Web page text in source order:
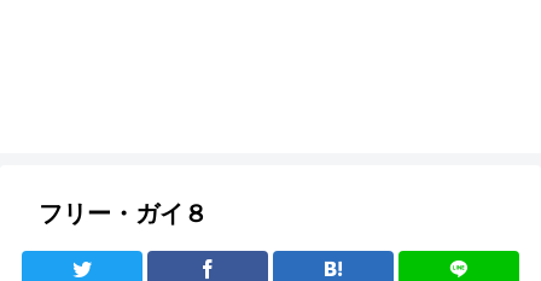
フリー・ガイ８